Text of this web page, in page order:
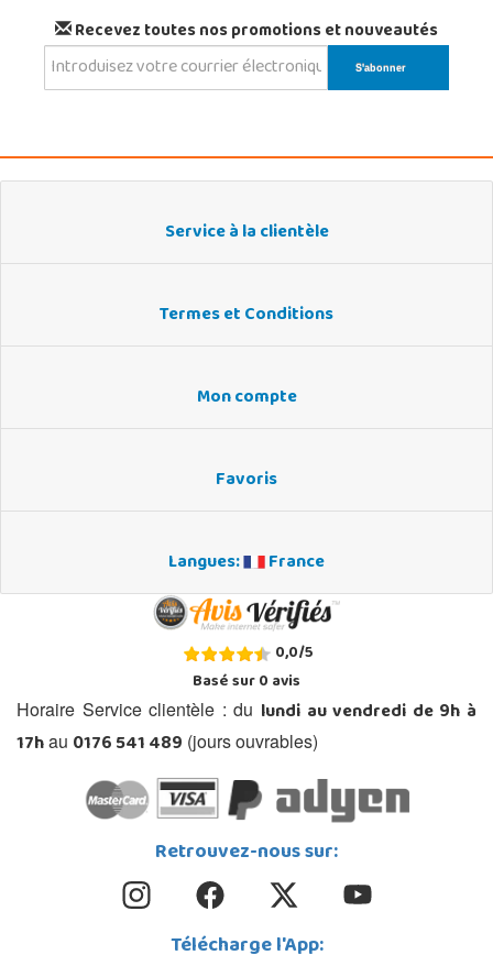
Recevez toutes nos promotions et nouveautés
Service à la clientèle
Termes et Conditions
Mon compte
Favoris
Langues: France
0,0/5
Basé sur0avis
Horaire Service clientèle : du lundi au vendredi de 9h à
17hau 0176 541 489 (jours ouvrables)
Retrouvez-nous sur:
Télécharge l'App: